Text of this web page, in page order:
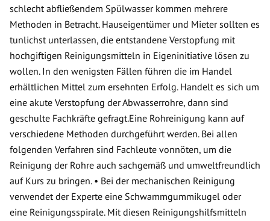
schlecht abfließendem Spülwasser kommen mehrere
Methoden in Betracht. Hauseigentümer und Mieter sollten es
tunlichst unterlassen, die entstandene Verstopfung mit
hochgiftigen Reinigungsmitteln in Eigeninitiative lösen zu
wollen. In den wenigsten Fällen führen die im Handel
erhältlichen Mittel zum ersehnten Erfolg. Handelt es sich um
eine akute Verstopfung der Abwasserrohre, dann sind
geschulte Fachkräfte gefragt.Eine Rohreinigung kann auf
verschiedene Methoden durchgeführt werden. Bei allen
folgenden Verfahren sind Fachleute vonnöten, um die
Reinigung der Rohre auch sachgemäß und umweltfreundlich
auf Kurs zu bringen. • Bei der mechanischen Reinigung
verwendet der Experte eine Schwammgummikugel oder
eine Reinigungsspirale. Mit diesen Reinigungshilfsmitteln